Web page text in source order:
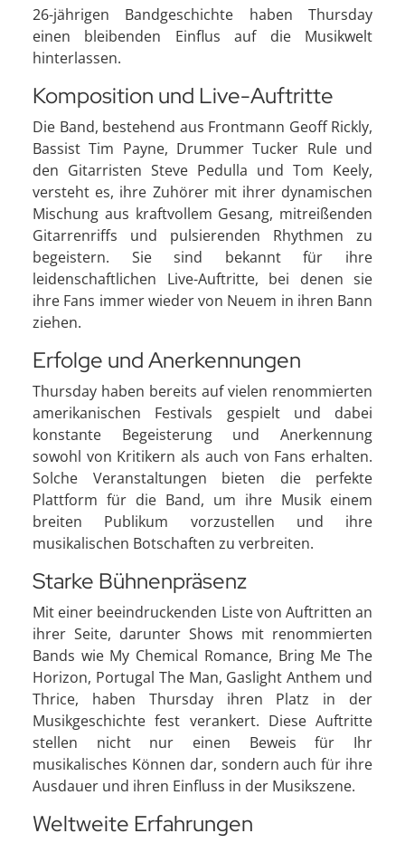
26-jährigen Bandgeschichte haben Thursday
einen bleibenden Einflus auf die Musikwelt
hinterlassen.
Komposition und Live-Auftritte
Die Band, bestehend aus Frontmann Geoff Rickly,
Bassist Tim Payne, Drummer Tucker Rule und
den Gitarristen Steve Pedulla und Tom Keely,
versteht es, ihre Zuhörer mit ihrer dynamischen
Mischung aus kraftvollem Gesang, mitreißenden
Gitarrenriffs und pulsierenden Rhythmen zu
begeistern. Sie sind bekannt für ihre
leidenschaftlichen Live-Auftritte, bei denen sie
ihre Fans immer wieder von Neuem in ihren Bann
ziehen.
Erfolge und Anerkennungen
Thursday haben bereits auf vielen renommierten
amerikanischen Festivals gespielt und dabei
konstante Begeisterung und Anerkennung
sowohl von Kritikern als auch von Fans erhalten.
Solche Veranstaltungen bieten die perfekte
Plattform für die Band, um ihre Musik einem
breiten Publikum vorzustellen und ihre
musikalischen Botschaften zu verbreiten.
Starke Bühnenpräsenz
Mit einer beeindruckenden Liste von Auftritten an
ihrer Seite, darunter Shows mit renommierten
Bands wie My Chemical Romance, Bring Me The
Horizon, Portugal The Man, Gaslight Anthem und
Thrice, haben Thursday ihren Platz in der
Musikgeschichte fest verankert. Diese Auftritte
stellen nicht nur einen Beweis für Ihr
musikalisches Können dar, sondern auch für ihre
Ausdauer und ihren Einfluss in der Musikszene.
Weltweite Erfahrungen